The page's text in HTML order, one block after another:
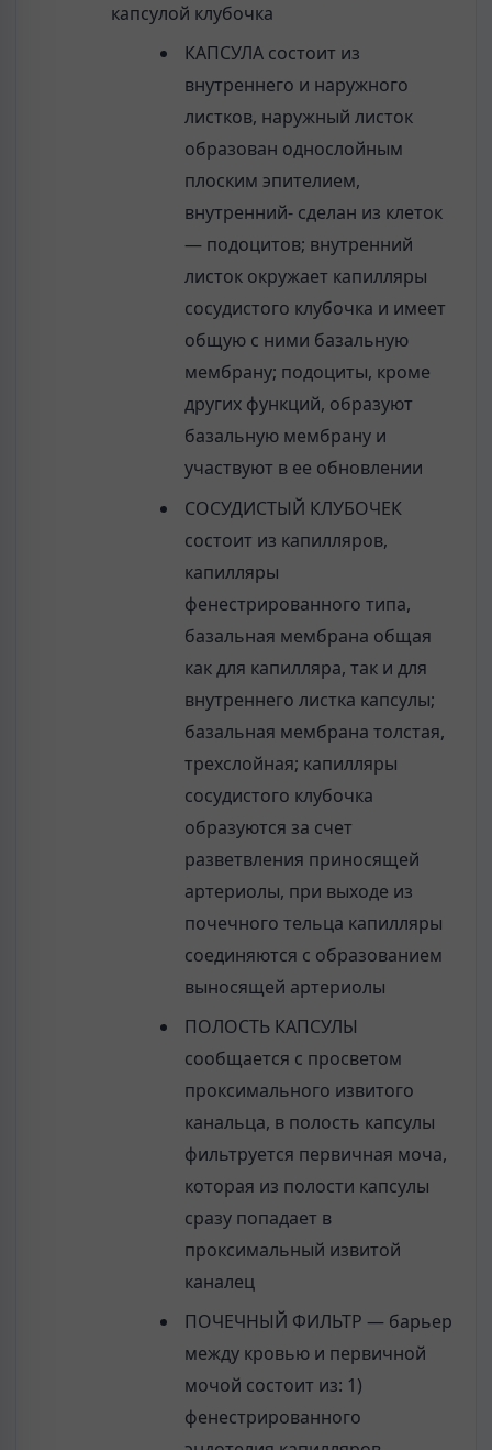
капсулой клубочка
КАПСУЛА состоит из
внутреннего и наружного
листков, наружный листок
образован однослойным
плоским эпителием,
внутренний- сделан из клеток
— подоцитов; внутренний
листок окружает капилляры
сосудистого клубочка и имеет
общую с ними базальную
мембрану; подоциты, кроме
других функций, образуют
базальную мембрану и
участвуют в ее обновлении
СОСУДИСТЫЙ КЛУБОЧЕК
состоит из капилляров,
капилляры
фенестрированного типа,
базальная мембрана общая
как для капилляра, так и для
внутреннего листка капсулы;
базальная мембрана толстая,
трехслойная; капилляры
сосудистого клубочка
образуются за счет
разветвления приносящей
артериолы, при выходе из
почечного тельца капилляры
соединяются с образованием
выносящей артериолы
ПОЛОСТЬ КАПСУЛЫ
сообщается с просветом
проксимального извитого
канальца, в полость капсулы
фильтруется первичная моча,
которая из полости капсулы
сразу попадает в
проксимальный извитой
каналец
ПОЧЕЧНЫЙ ФИЛЬТР — барьер
между кровью и первичной
мочой состоит из: 1)
фенестрированного